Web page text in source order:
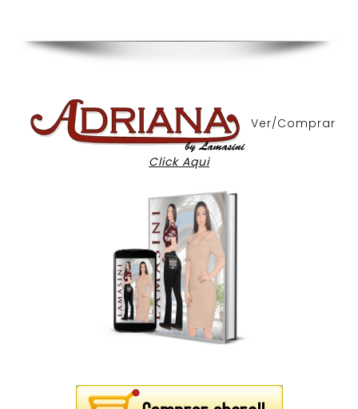
Ver/Comprar
Click Aqui